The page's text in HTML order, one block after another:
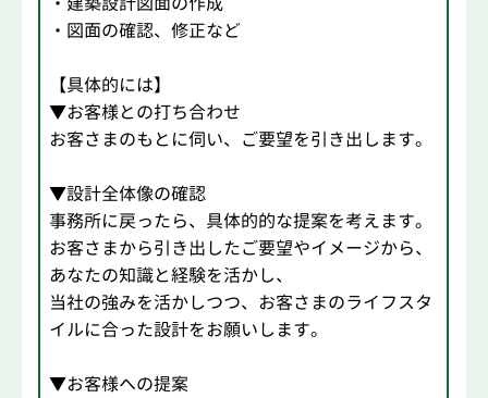
・図面の確認、修正など
【具体的には】
▼お客様との打ち合わせ
お客さまのもとに伺い、ご要望を引き出します。
▼設計全体像の確認
事務所に戻ったら、具体的的な提案を考えます。
お客さまから引き出したご要望やイメージから、
あなたの知識と経験を活かし、
当社の強みを活かしつつ、お客さまのライフスタ
イルに合った設計をお願いします。
▼お客様への提案